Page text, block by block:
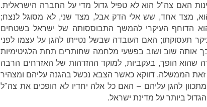
האם צה"ל הוא לא טפיל גדול מדי על החברה הישראלית.
מצד אחד, שש אלי הדק אבל, מצד שני, לא מסוגל לנצח;
הדוחף העיקרי להמשך התבוססותה של ישראל בשטחים
תעסוקתו; האם העובדה שבשל נטייתו להגן על עצמו לפני
אותה שוב ושוב בפשעי מלחמה שחותרים תחת הלגיטימיות
שהוא הופך, בעקביות, למוקד ההזדהות של האזרחים הרבה
הממשלה, דווקא כאשר הצבא נכשל בהגנה עליהם ומצהיר
להגן עליהם – האם כל אלה יחדיו לא הופכים את צה"ל
ביותר על מדינת ישראל.